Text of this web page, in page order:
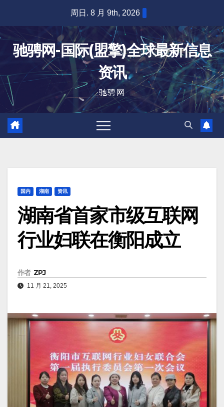
内
周日. 8 月 9th, 2026
驰骋网-国际(盟擎)全球最新信息
资讯
驰骋网
国内 湖南 资讯
湖南省首家市级互联网
行业妇联在衡阳成立
作者 ZPJ
11 月 21, 2025